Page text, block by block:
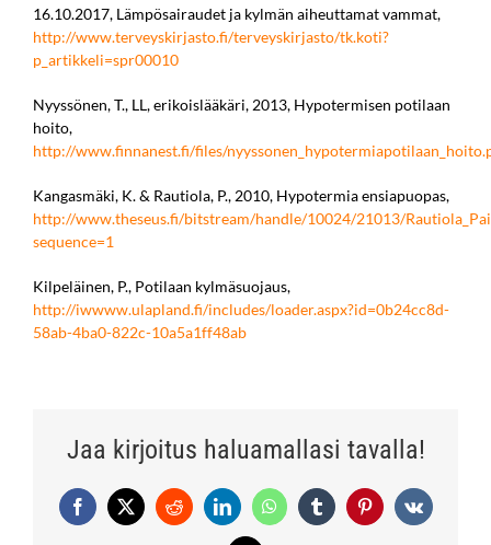
16.10.2017, Lämpösairaudet ja kylmän aiheuttamat vammat,
http://www.terveyskirjasto.fi/terveyskirjasto/tk.koti?
p_artikkeli=spr00010
Nyyssönen, T., LL, erikoislääkäri, 2013, Hypotermisen potilaan
hoito,
http://www.finnanest.fi/files/
Kangasmäki, K. & Rautiola, P., 2010, Hypotermia ensiapuopas,
http://www.theseus.fi/bitstream/handle/10024/21013/
sequence=1
Kilpeläinen, P., Potilaan kylmäsuojaus,
http://iwwww.ulapland.fi/includes/loader.aspx?id=0b24cc8d-
58ab-4ba0-822c-10a5a1ff48ab
Jaa kirjoitus haluamallasi tavalla!
Facebook
X RedditLinkedInWhatsAppTumblrPinterestVk